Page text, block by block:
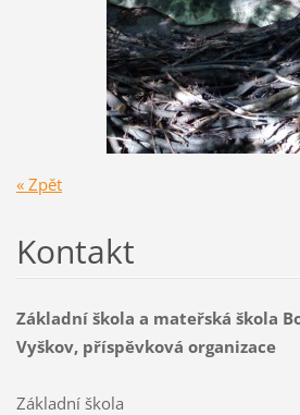
« Zpět
Kontakt
Základní škola a mateřská škola
Vyškov, příspěvková organizace
Základní škola